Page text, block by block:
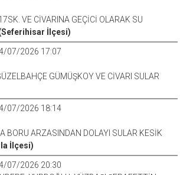
VE CİVARINA GEÇİCİ OLARAK SU
İlçesi)
07/2026 17:07
GÜMÜŞKOY VE CİVARI SULAR
07/2026 18:14
BORU ARZASINDAN DOLAYI SULAR KESİK
İlçesi)
07/2026 20:30